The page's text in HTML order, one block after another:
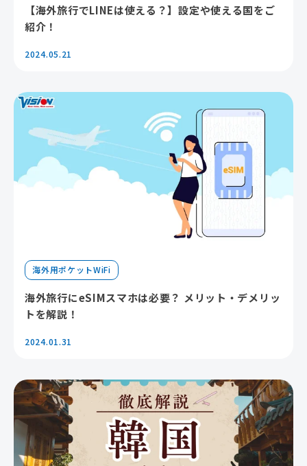
【海外旅行でLINEは使える？】設定や使える国をご
紹介！
2024.05.21
海外用ポケットWiFi
海外旅行にeSIMスマホは必要？ メリット・デメリッ
トを解説！
2024.01.31